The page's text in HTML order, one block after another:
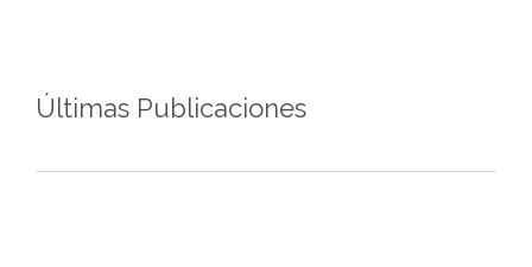
Últimas Publicaciones